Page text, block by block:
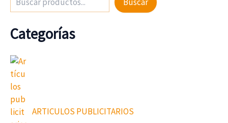
Categorías
ARTICULOS PUBLICITARIOS